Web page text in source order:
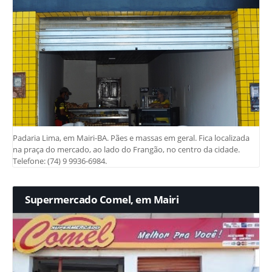
Padaria Lima, em Mairi-BA. Pães e massas em geral. Fica localizada
na praça do mercado, ao lado do Frangão, no centro da cidade.
Telefone: (74) 9 9936-6984.
Supermercado Comel, em Mairi